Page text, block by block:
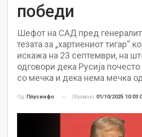
победи
Шефот на САД пред
тезата за „хартиениот тигар“
искажа на 23 септември, на
одговори дека Русија
со мечка и дека нема мечка од
Од Плусинфо Објавено 01/10/2025